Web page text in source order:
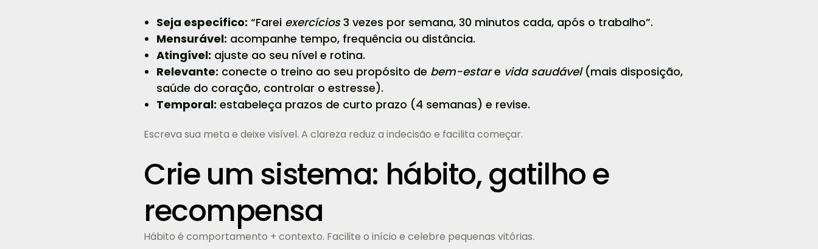
Seja específico: “Farei exercícios3 vezes por semana, 30 minutos cada, após o trabalho”.
Mensurável: acompanhe tempo, frequência ou distância.
Atingível: ajuste ao seu nível e rotina.
Relevante: conecte o treino ao seu propósito de bem-estare vida saudável(mais disposição,
saúde do coração, controlar o estresse).
Temporal: estabeleça prazos de curto prazo (4 semanas) e revise.
Escreva sua meta e deixe visível. A clareza reduz a indecisão e facilita começar.
Crie um sistema: hábito, gatilho e
recompensa
Hábito é comportamento + contexto. Facilite o início e celebre pequenas vitórias.